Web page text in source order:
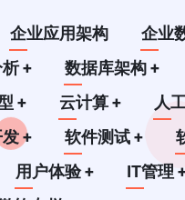
企业应用架构 企业
析+ 数据库架构+
+ 云计算+ 人
发+ 软件测试+
用户体验+ IT管理